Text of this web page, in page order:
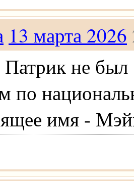
13 марта 2026
Патрик не был
по
имя -